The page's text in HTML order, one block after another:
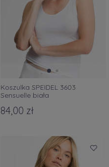
Koszulka SPEIDEL 3603
Sensuelle biała
84,00 zł